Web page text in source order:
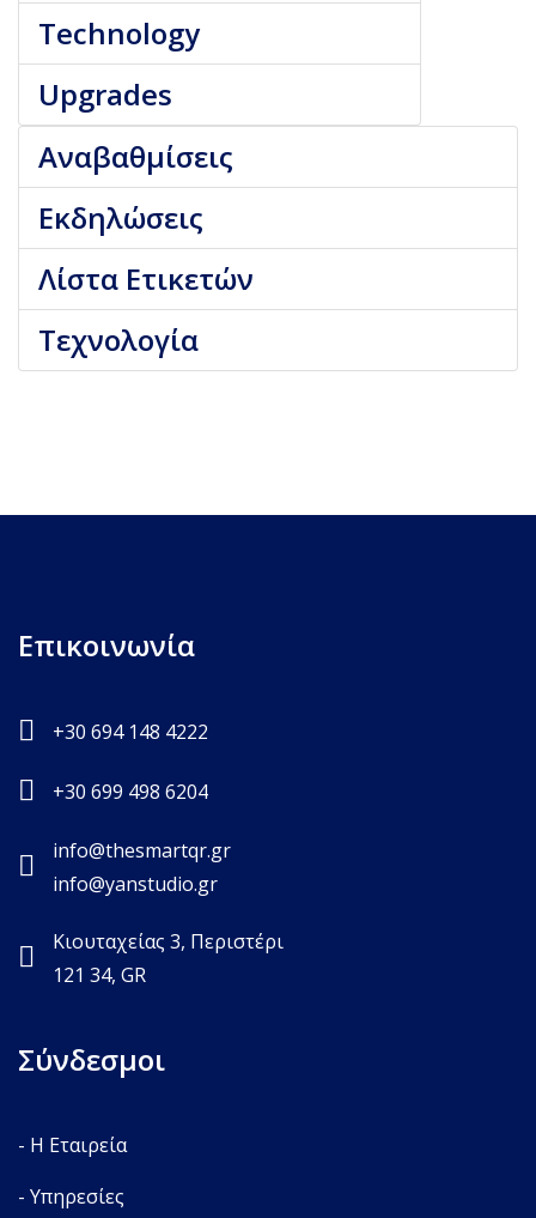
Technology
Upgrades
Αναβαθμίσεις
Εκδηλώσεις
Λίστα Ετικετών
Τεχνολογία
Επικοινωνία
+30 694 148 4222
+30 699 498 6204
info@thesmartqr.gr
info@yanstudio.gr
Κιουταχείας 3, Περιστέρι
121 34, GR
Σύνδεσμοι
- Η Εταιρεία
- Υπηρεσίες